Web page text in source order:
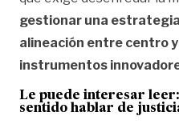
gestionar una
alineación entre centro
instrumentos
Le puede interesar
sentido hablar de